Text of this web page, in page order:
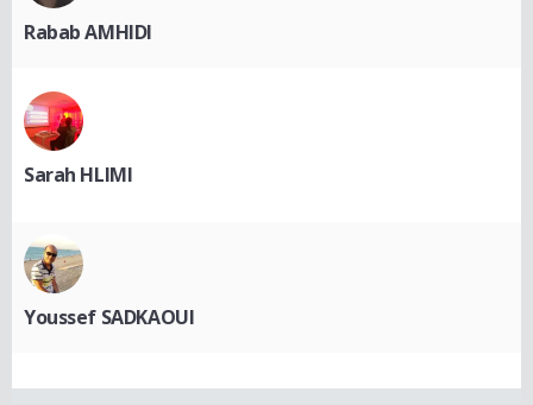
Rabab AMHIDI
Sarah HLIMI
Youssef SADKAOUI